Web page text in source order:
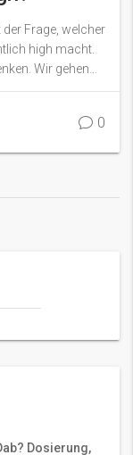
Frage, welcher
high macht.
Wir gehen
warum THC
diese
0
Dosierung,